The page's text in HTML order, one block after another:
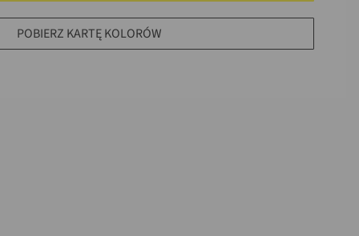
POBIERZ KARTĘ KOLORÓW